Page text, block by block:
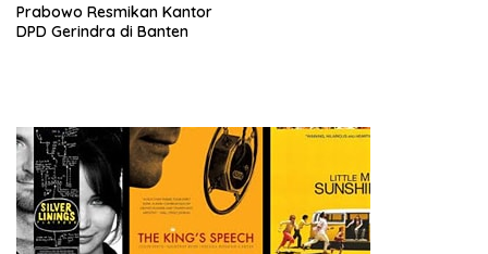
Prabowo Resmikan Kantor
DPD Gerindra di Banten